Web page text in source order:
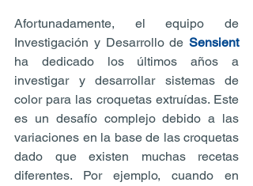
Afortunadamente, el equipo de
Investigación y Desarrollo de Sensient
ha dedicado los últimos años a
investigar y desarrollar sistemas de
color para las croquetas extruídas. Este
es un desafío complejo debido a las
variaciones en la base de las croquetas
dado que existen muchas recetas
diferentes. Por ejemplo, cuando en